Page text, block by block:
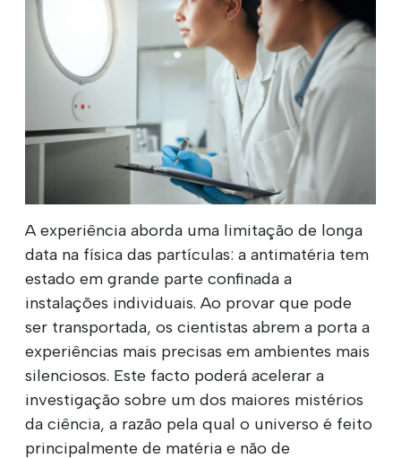
A experiência aborda uma limitação de longa
data na física das partículas: a antimatéria tem
estado em grande parte confinada a
instalações individuais. Ao provar que pode
ser transportada, os cientistas abrem a porta a
experiências mais precisas em ambientes mais
silenciosos. Este facto poderá acelerar a
investigação sobre um dos maiores mistérios
da ciência, a razão pela qual o universo é feito
principalmente de matéria e não de